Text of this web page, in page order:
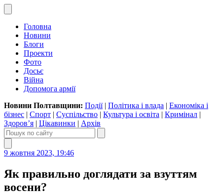
Головна
Новини
Блоги
Проекти
Фото
Досьє
Війна
Допомога армії
Новини Полтавщини: Події| Політика і влада | Економіка і
бізнес | Спорт | Суспільство | Культура і освіта | Кримінал |
Здоров’я | Цікавинки | Архів
9 жовтня 2023, 19:46
Як правильно доглядати за взуттям
восени?